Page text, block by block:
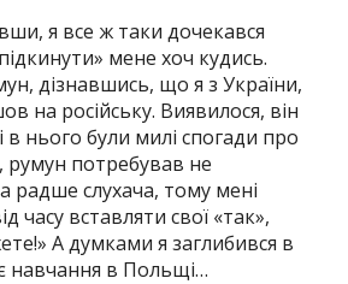
я все ж таки дочекався
мене хоч кудись.
дізнавшись, що я з України,
на російську. Виявилося, він
в нього були милі спогади про
румун потребував не
радше слухача, тому мені
часу вставляти свої «так»,
А думками я заглибився в
навчання в Польщі…